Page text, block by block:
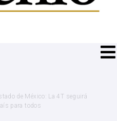
de México: La 4T seguirá
para todos